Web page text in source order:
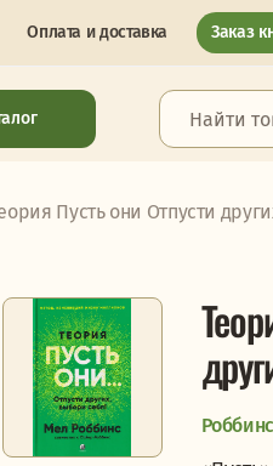
Оплата и доставка Заказ
Пусть они Отпусти